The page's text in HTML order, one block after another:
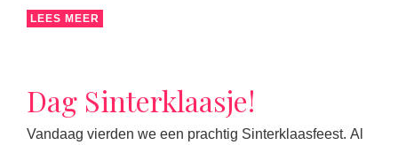
LEES MEER
Dag Sinterklaasje!
Vandaag vierden we een prachtig Sinterklaasfeest. Al